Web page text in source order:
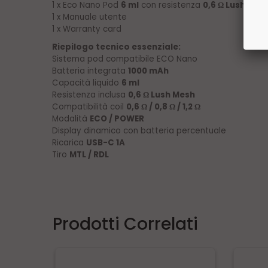
1 x Eco Nano Pod 6 ml con resistenza 0,6 Ω Lush Mesh
1 x Manuale utente
1 x Warranty card
Riepilogo tecnico essenziale:
Sistema pod compatibile ECO Nano
Batteria integrata 1000 mAh
Capacità liquido 6 ml
Resistenza inclusa 0,6 Ω Lush Mesh
Compatibilità coil 0,6 Ω / 0,8 Ω / 1,2 Ω
Modalità ECO / POWER
Display dinamico con batteria percentuale
Ricarica USB-C 1A
Tiro MTL / RDL
Prodotti Correlati